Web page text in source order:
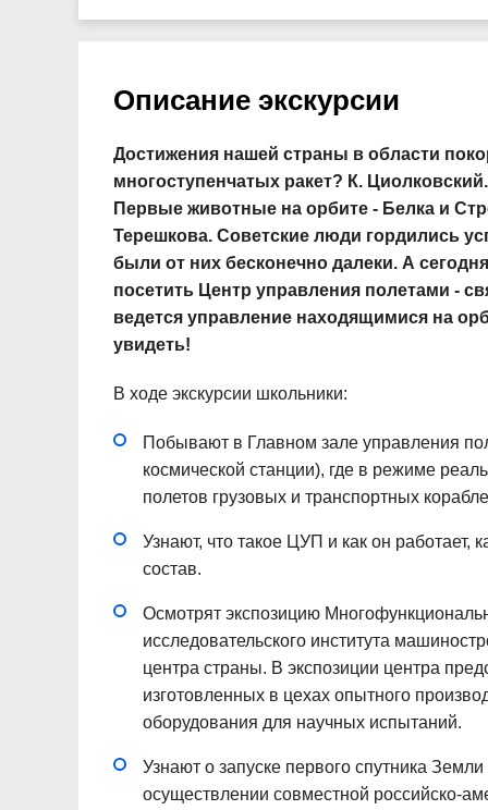
Описание экскурсии
Достижения нашей страны в области
многоступенчатых ракет? К.
Первые животные на орбите - Белка и
Терешкова. Советские люди гордились
были от них бесконечно далеки. А
посетить Центр управления полетами -
ведется управление находящимися на
увидеть!
В ходе экскурсии школьники:
Побывают в Главном зале управления
космической станции), где в режиме
полетов грузовых и транспортных
Узнают, что такое ЦУП и как он
состав.
Осмотрят экспозицию
исследовательского института
центра страны. В экспозиции центра
изготовленных в цехах опытного
оборудования для научных испытаний.
Узнают о запуске первого спутника
осуществлении совместной российско-